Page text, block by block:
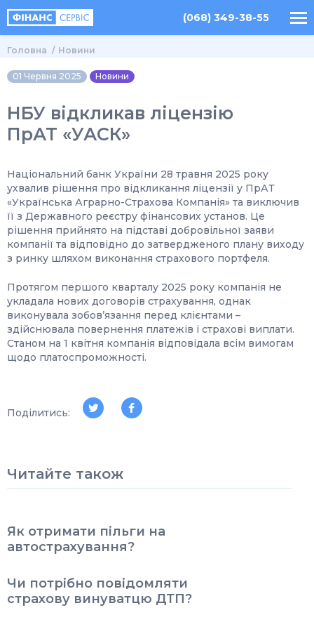
(068) 349-38-55
Головна Новини
01 Червня 2025 Новини
НБУ відкликав ліцензію
ПрАТ «УАСК»
Національний банк України 28 травня 2025 року
ухвалив рішення про відкликання ліцензії у ПрАТ
«Українська Аграрно-Страхова Компанія» та виключив
її з Державного реєстру фінансових установ. Це
рішення прийнято на підставі добровільної заяви
компанії та відповідно до затвердженого плану виходу
з ринку шляхом виконання страхового портфеля.
Протягом першого кварталу 2025 року компанія не
укладала нових договорів страхування, однак
виконувала зобов’язання перед клієнтами –
здійснювала повернення платежів і страхові виплати.
Станом на 1 квітня компанія відповідала всім вимогам
щодо платоспроможності.
Поділитись:
Читайте також
Як отримати пільги на
автострахування?
Чи потрібно повідомляти
страхову винуватцю ДТП?